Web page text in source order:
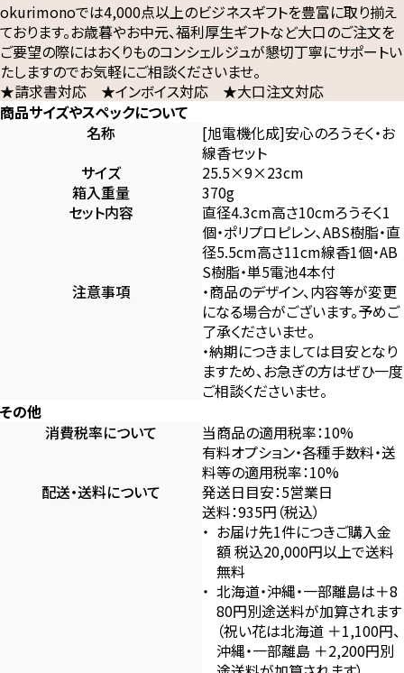
okurimonoでは4,000点以上のビジネスギフトを豊富に取り揃え
ております。お歳暮やお中元、福利厚生ギフトなど大口のご注文を
ご要望の際にはおくりものコンシェルジュが懇切丁寧にサポートい
たしますのでお気軽にご相談くださいませ。
★請求書対応 ★インボイス対応 ★大口注文対応
商品サイズやスペックについて
名称
[旭電機化成]安心のろうそく・お
線香セット
サイズ
25.5×9×23cm
箱入重量
370g
セット内容
直径4.3cm高さ10cmろうそく1
個・ポリプロピレン､ABS樹脂・直
径5.5cm高さ11cm線香1個・AB
S樹脂・単5電池4本付
注意事項
・商品のデザイン、内容等が変更
になる場合がございます。予めご
了承くださいませ。
・納期につきましては目安となり
ますため、お急ぎの方はぜひ一度
ご相談くださいませ。
その他
消費税率について
当商品の適用税率：10%
有料オプション・各種手数料・送
料等の適用税率：10%
配送・送料について
発送日目安：5営業日
送料：935円（税込）
お届け先1件につきご購入金
額 税込20,000円以上で送料
無料
北海道・沖縄・一部離島は＋8
80円別途送料が加算されます
（祝い花は北海道 ＋1,100円、
沖縄・一部離島 ＋2,200円別